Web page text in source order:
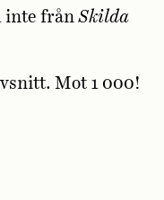
inte frånSkilda
Mot 1 000!